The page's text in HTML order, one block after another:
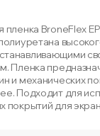
пленка BroneFlex
Пленка
и механических
Подходит для
покрытий для